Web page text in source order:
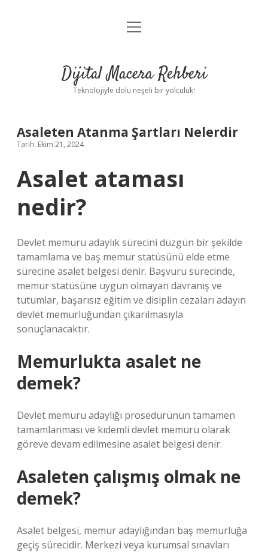
Anasayfa
Yasal Uyarı
menüyü
Dijital Macera Rehberi
Teknolojiyle dolu neşeli bir yolculuk!
Asaleten Atanma Şartları Nelerdir
Tarih: Ekim 21, 2024
Asalet ataması
nedir?
Devlet memuru adaylık sürecini düzgün bir şekilde
tamamlama ve baş memur statüsünü elde etme
sürecine asalet belgesi denir. Başvuru sürecinde,
memur statüsüne uygun olmayan davranış ve
tutumlar, başarısız eğitim ve disiplin cezaları adayın
devlet memurluğundan çıkarılmasıyla
sonuçlanacaktır.
Memurlukta asalet ne
demek?
Devlet memuru adaylığı prosedürünün tamamen
tamamlanması ve kıdemli devlet memuru olarak
göreve devam edilmesine asalet belgesi denir.
Asaleten çalışmış olmak ne
demek?
Asalet belgesi, memur adaylığından baş memurluğa
geçiş sürecidir. Merkezi veya kurumsal sınavları